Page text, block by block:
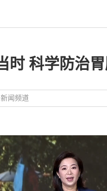
时 科学防治
闻频道